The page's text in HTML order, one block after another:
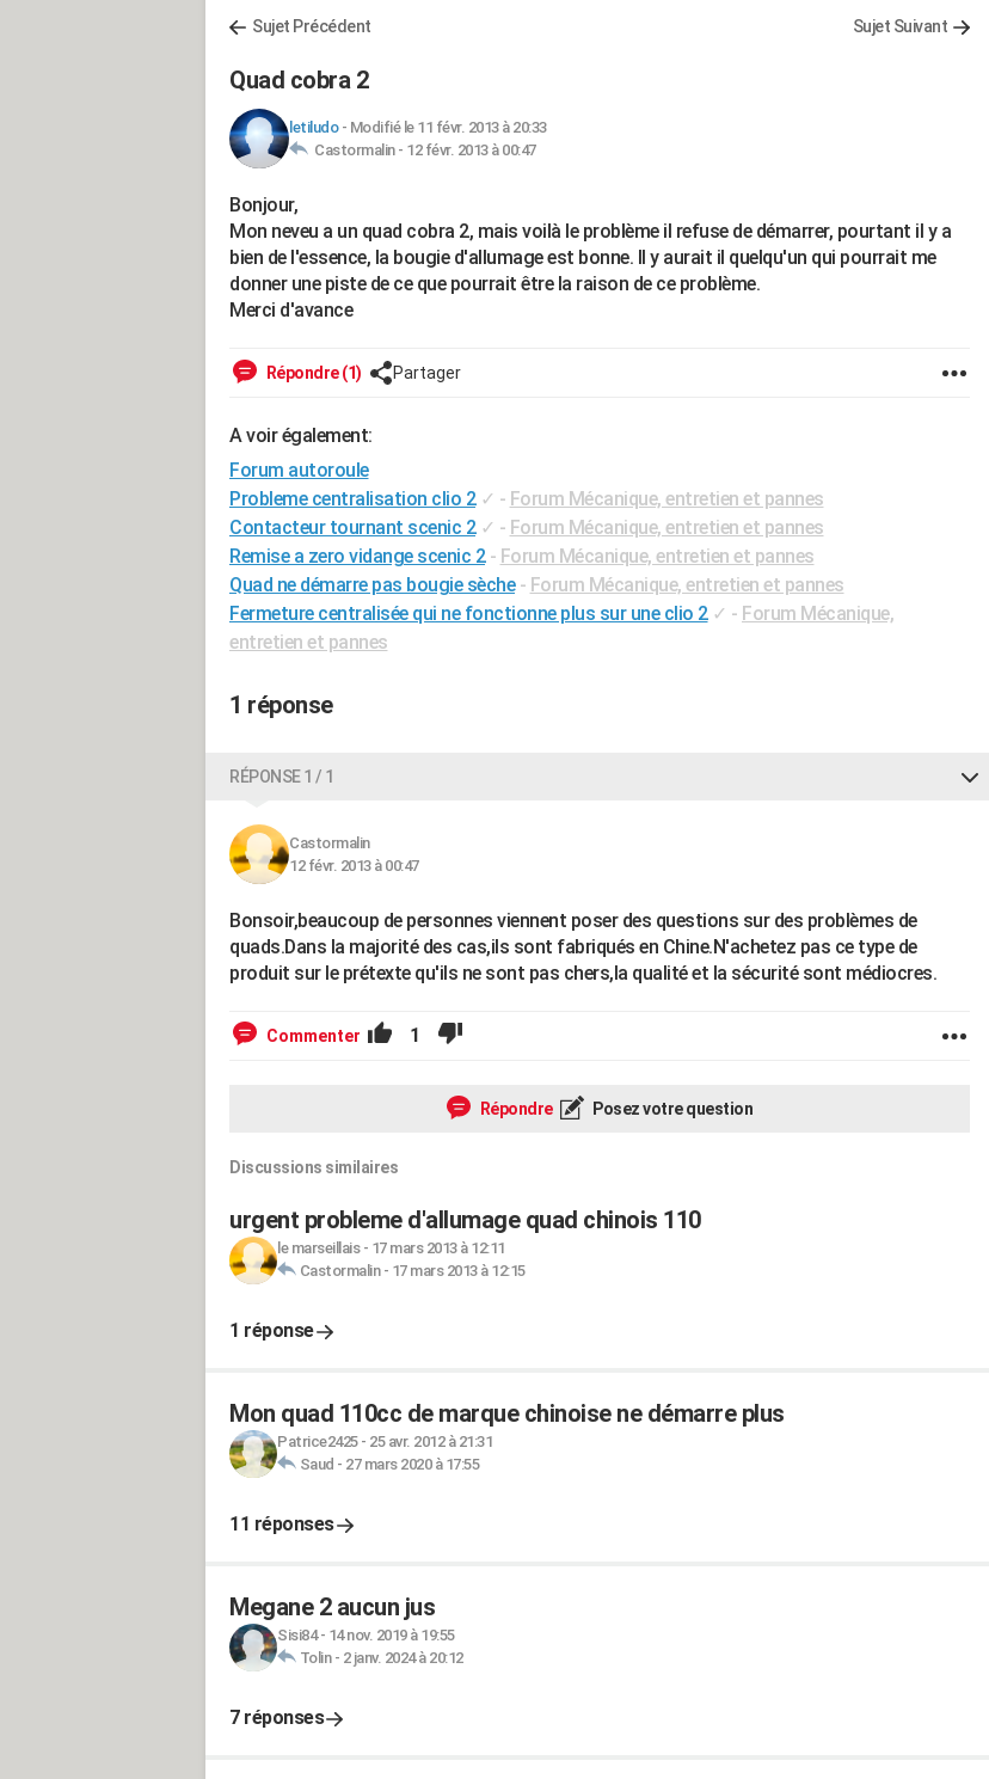
Sujet Précédent Sujet Suivant
Quad cobra 2
letiludo- Modifié le 11 févr. 2013 à 20:33
Castormalin - 12 févr. 2013 à 00:47
Bonjour,
Mon neveu a un quad cobra 2, mais voilà le problème il refuse de démarrer, pourtant il y a
bien de l'essence, la bougie d'allumage est bonne. Il y aurait il quelqu'un qui pourrait me
donner une piste de ce que pourrait être la raison de ce problème.
Merci d'avance
Répondre (1) Partager
A voir également:
Forum autoroule
Probleme centralisation clio 2 ✓ - Forum Mécanique, entretien et pannes
Contacteur tournant scenic 2 ✓ - Forum Mécanique, entretien et pannes
Remise a zero vidange scenic 2 - Forum Mécanique, entretien et pannes
Quad ne démarre pas bougie sèche - Forum Mécanique, entretien et pannes
Fermeture centralisée qui ne fonctionne plus sur une clio 2 ✓ - Forum Mécanique,
entretien et pannes
1 réponse
RÉPONSE 1 / 1
Castormalin
12 févr. 2013 à 00:47
Bonsoir,beaucoup de personnes viennent poser des questions sur des problèmes de
quads.Dans la majorité des cas,ils sont fabriqués en Chine.N'achetez pas ce type de
produit sur le prétexte qu'ils ne sont pas chers,la qualité et la sécurité sont médiocres.
Commenter 1
Répondre Posez votre question
Discussions similaires
urgent probleme d'allumage quad chinois 110
le marseillais- 17 mars 2013 à 12:11
Castormalin- 17 mars 2013 à 12:15
1 réponse
Mon quad 110cc de marque chinoise ne démarre plus
Patrice2425- 25 avr. 2012 à 21:31
Saud - 27 mars 2020 à 17:55
11 réponses
Megane 2 aucun jus
Sisi84- 14 nov. 2019 à 19:55
Tolin- 2 janv. 2024 à 20:12
7 réponses